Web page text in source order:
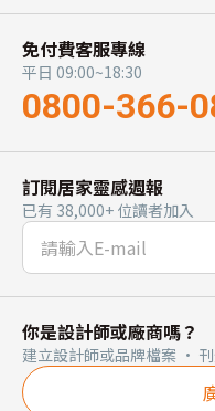
免付費客服專線
平日 09:00~18:30
0800-366-
訂閱居家靈感週報
已有 38,000+ 位讀者加入
你是設計師或廠商嗎？
建立設計師或品牌檔案 ·